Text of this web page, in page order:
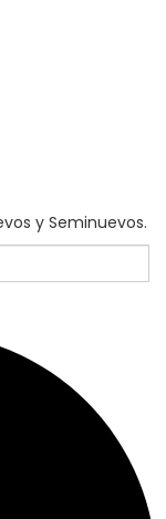
y Seminuevos.